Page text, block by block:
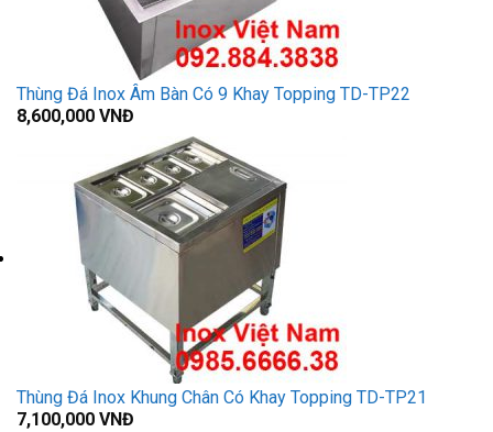
Thùng Đá Inox Âm Bàn Có 9 Khay Topping TD-TP22
8,600,000 VNĐ
Thùng Đá Inox Khung Chân Có Khay Topping TD-TP21
7,100,000 VNĐ